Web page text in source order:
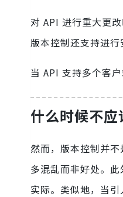
对 API 进行重大更
版本控制还支持进
当 API 支持多个客
什么时候不应
然而，版本控制并
多混乱而非好处。
实际。类似地，当